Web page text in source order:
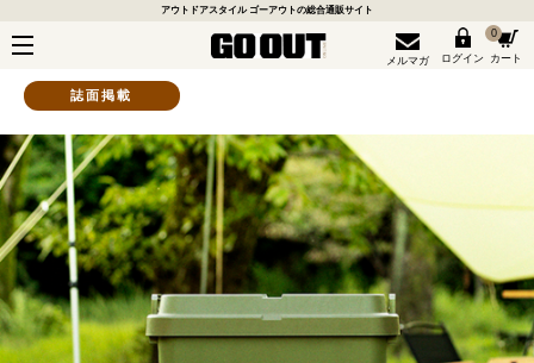
アウトドアスタイル ゴーアウトの総合通販サイト
メルマガ ログイン
0
カート
誌面掲載